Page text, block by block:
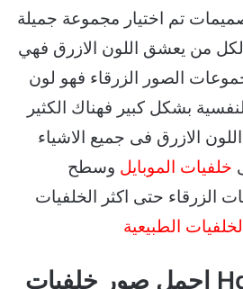
تم اختيار مجموعة جميلة
لكل من يعشق اللون الازرق فهي
الصور الزرقاء فهو لون
بشكل كبير فهناك الكثير
الازرق فى جميع الاشياء
خلفيات الموبايل وسطح
الزرقاء حتى اكثر الخلفيات
الطبيعية
خلفيات زرقاء Hd اجمل صور خلفيات